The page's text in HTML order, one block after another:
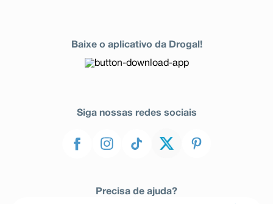
Baixe o aplicativo da Drogal!
Siga nossas redes sociais
Precisa de ajuda?